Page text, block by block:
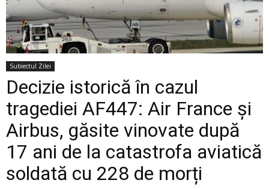
Subiectul Zilei
Decizie istorică în cazul
tragediei AF447: Air France și
Airbus, găsite vinovate după
17 ani de la catastrofa aviatică
soldată cu 228 de morți